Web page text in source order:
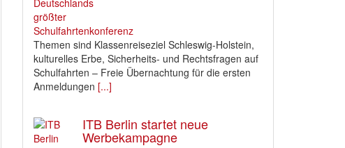
Themen sind Klassenreiseziel Schleswig-Holstein,
kulturelles Erbe, Sicherheits- und Rechtsfragen auf
Schulfahrten – Freie Übernachtung für die ersten
Anmeldungen [...]
ITB Berlin startet neue
Werbekampagne